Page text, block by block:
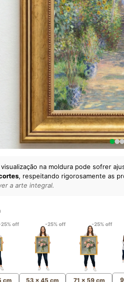
.
na moldura pode sofrer
, respeitando rigorosamente as
a arte integral.
off
cm
-25% off
53 x 45 cm
-25% off
71 x 59 cm